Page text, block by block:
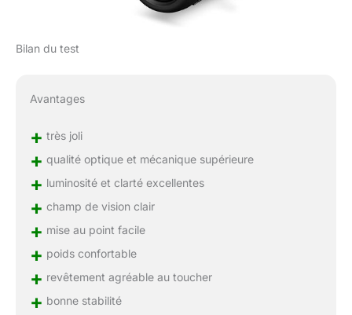
Bilan du test
Avantages
+ très joli
+ qualité optique et mécanique supérieure
+ luminosité et clarté excellentes
+ champ de vision clair
+ mise au point facile
+ poids confortable
+ revêtement agréable au toucher
+ bonne stabilité